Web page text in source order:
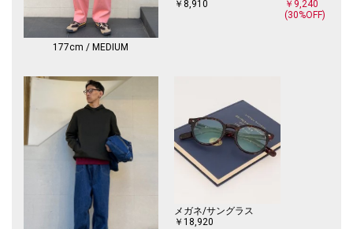
【注意事項】
※末永く愛用頂く為に、アテンションタグ・洗濯ネームを必ずご確認の
※撮影環境による光の当たり具合やパソコン・スマートフォンなどの閲覧
環境によって、実際の色味と異なって見える場合があります。
商品の色味は商品単体で撮影した画像をご参照ください。
※画像の商品はサンプルです。
実際の商品と仕様、加工、サイズが若干異なる場合がございます。
177cm / MEDIUM
￥8,910
￥9,240
(30%OFF)
メガネ/サングラス
￥18,920